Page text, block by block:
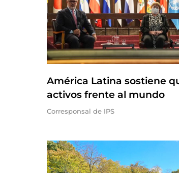
América Latina sostiene
activos frente al mundo
Corresponsal de IPS